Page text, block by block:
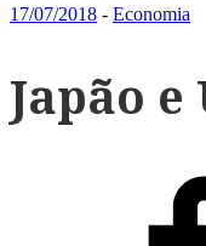
17/07/2018 - Economia
Japão